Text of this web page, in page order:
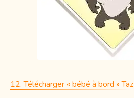
12. Télécharger « bébé à bord » Taz